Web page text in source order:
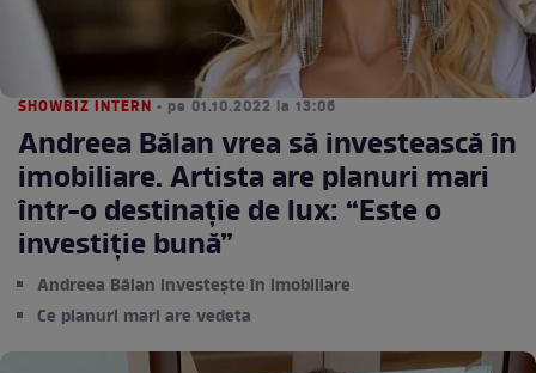
SHOWBIZ INTERN • pe 01.10.2022 la 13:06
Andreea Bălan vrea să investească în
imobiliare. Artista are planuri mari
într-o destinație de lux: “Este o
investiție bună”
Andreea Bălan investește în imobiliare
Ce planuri mari are vedeta